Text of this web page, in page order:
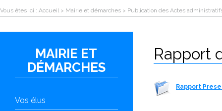
Vous êtes ici : Accueil> Mairie et démarches > Publication des Actes
MAIRIE ET
DÉMARCHES
Vos élus
Rapport
Rapport